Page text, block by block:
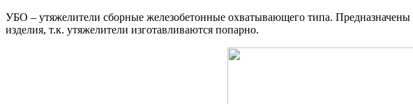
УБО – утяжелители сборные железобетонные охватывающего типа.
изделия, т.к. утяжелители изготавливаются попарно.